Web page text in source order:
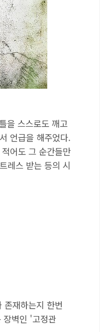
을 스스로도 깨고
언급을 해주었다.
어도 그 순간들만
레스 받는 등의 시
재하는지 한번
장벽인 '고정관